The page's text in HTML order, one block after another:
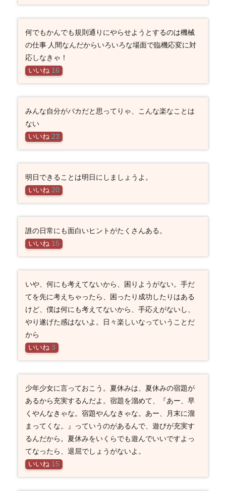
何でもかんでも規則通りにやらせようとするのは機械
の仕事 人間なんだからいろいろな場面で臨機応変に対
応しなきゃ！
いいね 16
みんな自分がバカだと思ってりゃ、こんな楽なことは
ない
いいね 23
明日できることは明日にしましょうよ。
いいね 20
誰の日常にも面白いヒントがたくさんある。
いいね 15
いや、何にも考えてないから、困りようがない。手だ
てを先に考えちゃったら、困ったり成功したりはある
けど、僕は何にも考えてないから、手応えがないし、
やり遂げた感はないよ。日々楽しいなっていうことだ
から
いいね 3
少年少女に言っておこう。夏休みは、夏休みの宿題が
あるから充実するんだよ。宿題を溜めて、『あー、早
くやんなきゃな。宿題やんなきゃな。あー、月末に溜
まってくな。』っていうのがあるんで、遊びが充実す
るんだから。夏休みをいくらでも遊んでいいですよっ
てなったら、退屈でしょうがないよ。
いいね 15